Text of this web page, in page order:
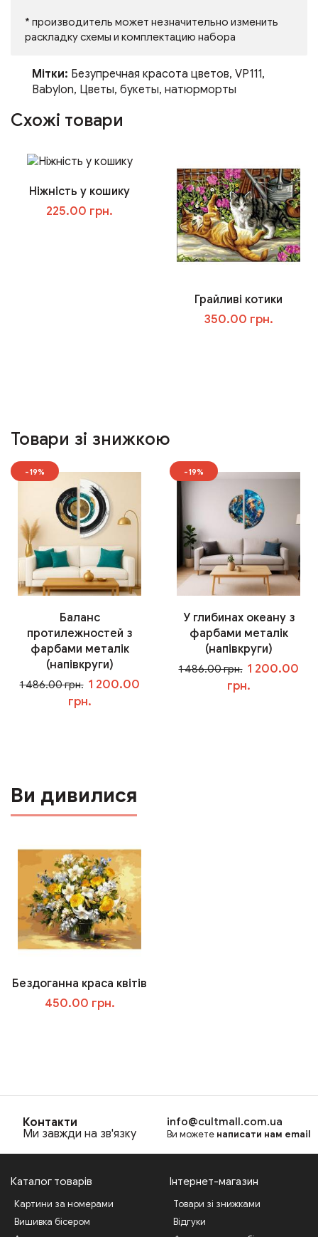
* производитель может незначительно изменить
раскладку схемы и комплектацию набора
Мітки: Безупречная красота цветов, VP111,
Babylon, Цветы, букеты, натюрморты
Схожі товари
Ніжність у кошику
225.00 грн.
Грайливі котики
350.00 грн.
Товари зі знижкою
-19%
Баланс
протилежностей з
фарбами металік
(напівкруги)
1 486.00 грн. 1 200.00
грн.
-19%
У глибинах океану з
фарбами металік
(напівкруги)
1 486.00 грн. 1 200.00
грн.
Ви дивилися
Бездоганна краса квітів
450.00 грн.
Контакти
Ми завжди на зв'язку
info@cultmall.com.ua
Ви можете написати нам email
Каталог товарів
Картини за номерами
Вишивка бісером
Інтернет-магазин
Товари зі знижками
Відгуки